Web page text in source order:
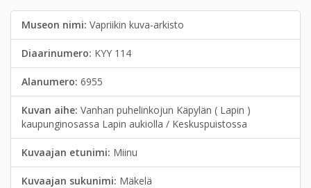
Museon nimi: Vapriikin kuva-arkisto
Diaarinumero: KYY 114
Alanumero: 6955
Kuvan aihe: Vanhan puhelinkojun Käpylän ( Lapin )
kaupunginosassa Lapin aukiolla / Keskuspuistossa
Kuvaajan etunimi: Miinu
Kuvaajan sukunimi: Mäkelä